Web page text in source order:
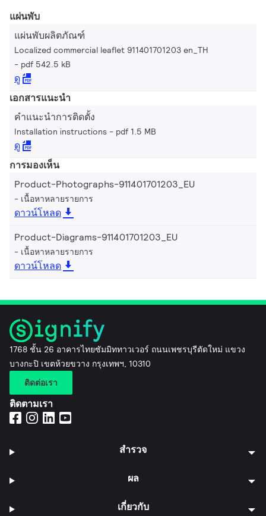
แผ่นพับ
แผ่นพับผลิตภัณฑ์
Localized commercial leaflet 911401701203 en_TH
pdf 542.5 kB
ดู
เอกสารแนะนำ
คำแนะนำการติดตั้ง
Installation instructions pdf 1.5 MB
ดู
การมองเห็น
Product-Photographs-911401701203_EU
เนื้อหาหลายรายการ
ดาวน์โหลด
Product-Diagrams-911401701203_EU
เนื้อหาหลายรายการ
ดาวน์โหลด
1768 ชั้น 26 อาคารไทยซัมมิททาวเวอร์ ถนนเพชรบุรีตัดใหม่ แขวง
บางกะปิ เขตห้วยขวาง กรุงเทพฯ, 10310
ติดต่อเรา
ติดตามเรา
สำรวจ
ผล
เกี่ยวกับ